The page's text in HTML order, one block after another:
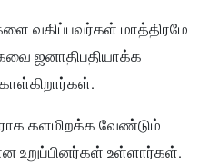
வகிப்பவர்கள் மாத்திரமே
ஜனாதிபதியாக்க
களமிறக்க வேண்டும்
உறுப்பினர்கள் உள்ளார்கள்.